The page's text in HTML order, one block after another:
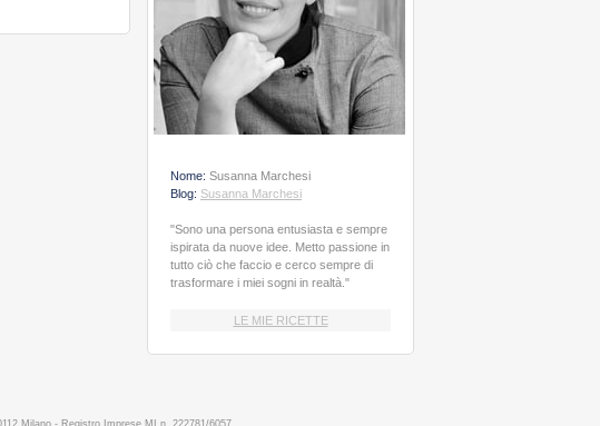
Nome: Susanna Marchesi
Blog: Susanna Marchesi
"Sono una persona entusiasta e sempre
ispirata da nuove idee. Metto passione in
tutto ciò che faccio e cerco sempre di
trasformare i miei sogni in realtà."
LE MIE RICETTE